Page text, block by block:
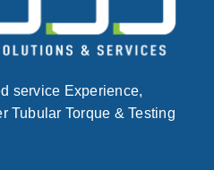
service Experience,
Tubular Torque & Testing